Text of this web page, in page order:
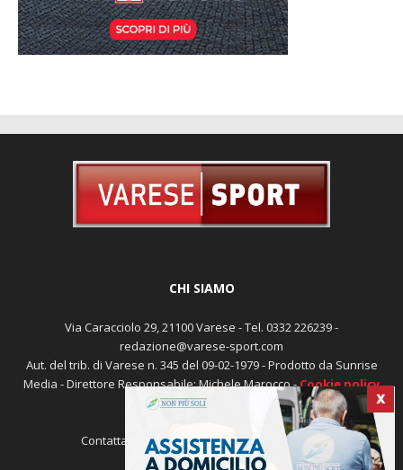
X
redazione@varese-sport.com
Aut. del trib. di Varese n. 345 del 09-02-1979 - Prodotto da Sunrise
Media - Direttore Responsabile: Michele Marocco -Cookie policy
Pubblicità
redazione@varese-sport.com